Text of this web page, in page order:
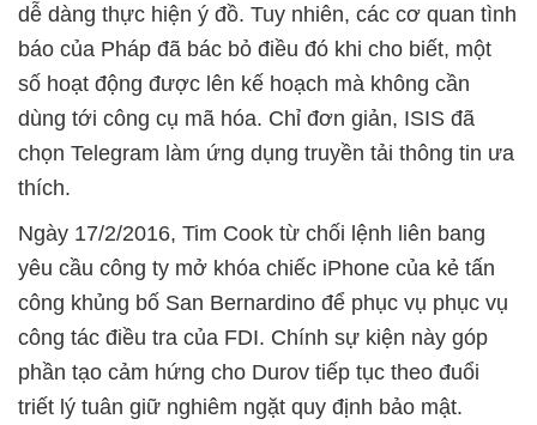
dễ dàng thực hiện ý đồ. Tuy nhiên, các cơ quan tình
báo của Pháp đã bác bỏ điều đó khi cho biết, một
số hoạt động được lên kế hoạch mà không cần
dùng tới công cụ mã hóa. Chỉ đơn giản, ISIS đã
chọn Telegram làm ứng dụng truyền tải thông tin ưa
thích.
Ngày 17/2/2016, Tim Cook từ chối lệnh liên bang
yêu cầu công ty mở khóa chiếc iPhone của kẻ tấn
công khủng bố San Bernardino để phục vụ phục vụ
công tác điều tra của FDI. Chính sự kiện này góp
phần tạo cảm hứng cho Durov tiếp tục theo đuổi
triết lý tuân giữ nghiêm ngặt quy định bảo mật.